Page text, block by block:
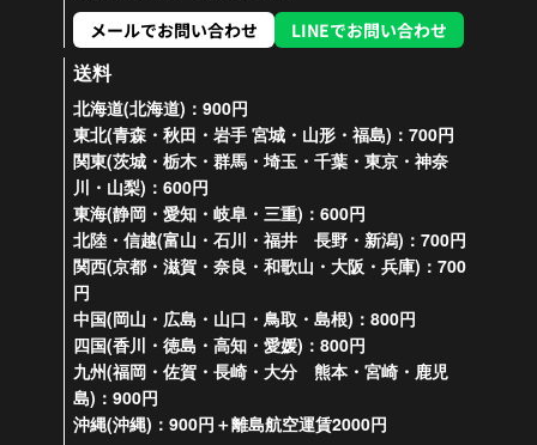
メールでお問い合わせ
LINEでお問い合わせ
送料
北海道(北海道)：900円
東北(青森・秋田・岩手 宮城・山形・福島)：700円
関東(茨城・栃木・群馬・埼玉・千葉・東京・神奈
川・山梨)：600円
東海(静岡・愛知・岐阜・三重)：600円
北陸・信越(富山・石川・福井 長野・新潟)：700円
関西(京都・滋賀・奈良・和歌山・大阪・兵庫)：700
円
中国(岡山・広島・山口・鳥取・島根)：800円
四国(香川・徳島・高知・愛媛)：800円
九州(福岡・佐賀・長崎・大分 熊本・宮崎・鹿児
島)：900円
沖縄(沖縄)：900円＋離島航空運賃2000円